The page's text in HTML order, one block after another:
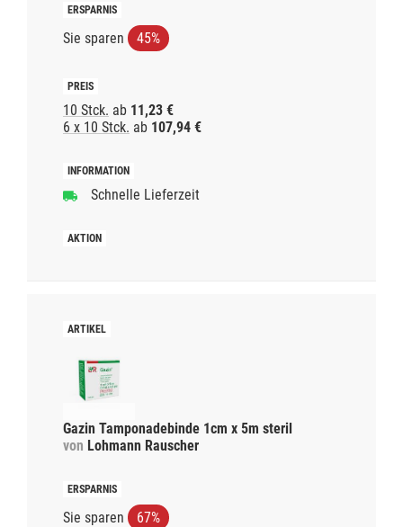
Sie sparen 45%
10 Stck. ab 11,23 €
6 x 10 Stck. ab 107,94 €
Schnelle Lieferzeit
Gazin Tamponadebinde 1cm x 5m steril
von Lohmann Rauscher
Sie sparen 67%